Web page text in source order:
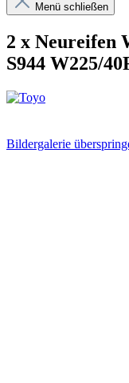
Menü schließen
2 x Neureifen
S944 W225/
Bildergalerie